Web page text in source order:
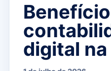
digital